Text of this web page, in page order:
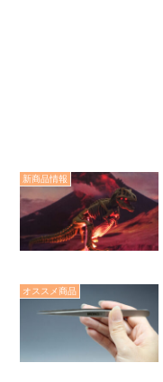
新商品情報
オススメ商品